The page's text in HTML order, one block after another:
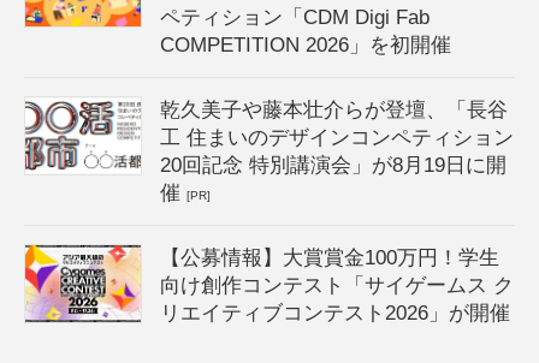
ペティション「CDM Digi Fab
COMPETITION 2026」を初開催
乾久美子や藤本壮介らが登壇、「長谷
工 住まいのデザインコンペティション
20回記念 特別講演会」が8月19日に開
催[PR]
【公募情報】大賞賞金100万円！学生
向け創作コンテスト「サイゲームス ク
リエイティブコンテスト2026」が開催